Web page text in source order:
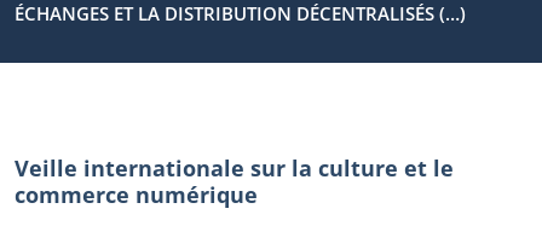
ÉCHANGES ET LA DISTRIBUTION DÉCENTRALISÉS (…)
Veille internationale sur la culture et le
commerce numérique